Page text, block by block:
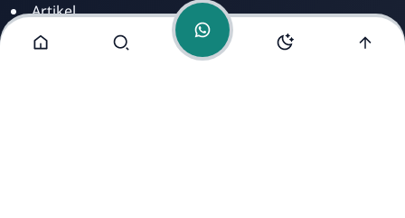
Artikel
Berita